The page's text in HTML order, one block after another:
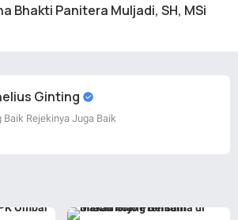
Bhakti Panitera Muljadi, SH, MSi
Ginting
Baik Rejekinya Juga Baik